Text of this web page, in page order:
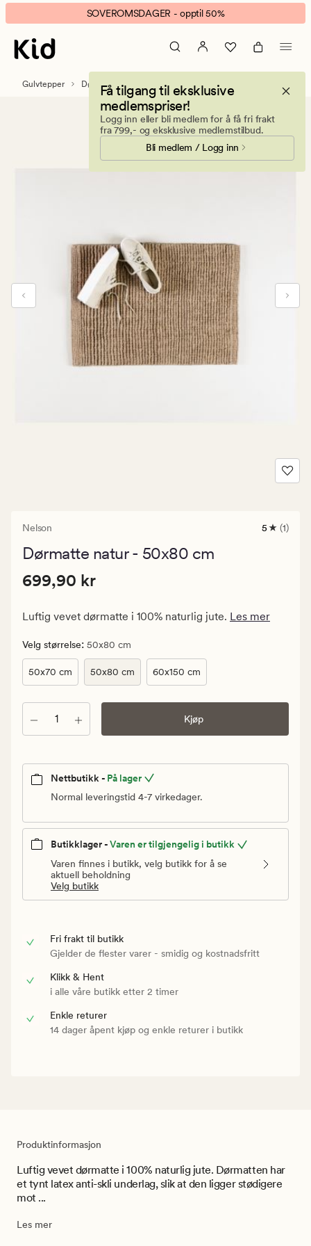
Nelson
dørmatte
natur
banner.
Klikk
ESCAPE
SOVEROMSDAGER - opptil 50%
Få tilgang til eksklusive
medlemspriser!
Logg inn eller bli medlem for å få fri frakt
fra 799,- og eksklusive medlemstilbud.
Bli medlem / Logg inn
Gulvtepper Dørmatter
Nelson
1
5 (1)
Dørmatte natur - 50x80 cm
Pris
699,90
Vanlig
pris
699,90
kr
Pris 699,90 kr
699,90 kr
Luftig vevet dørmatte i 100% naturlig jute. Les mer
Velg størrelse: 50x80 cm
50x70 cm 50x80 cm 60x150 cm
Antall Kjøp
Nettbutikk - På lager
Normal leveringstid 4-7 virkedager.
Butikklager -Varen er tilgjengelig i butikk
Varen finnes i butikk, velg butikk for å se
aktuell beholdning
Velg butikk
Fri frakt til butikk
Gjelder de flester varer - smidig og kostnadsfritt
Klikk & Hent
i alle våre butikk etter 2 timer
Enkle returer
14 dager åpent kjøp og enkle returer i butikk
Produktinformasjon
Luftig vevet dørmatte i 100% naturlig jute. Dørmatten har
et tynt latex anti-skli underlag, slik at den ligger stødigere
mot ...
Les mer